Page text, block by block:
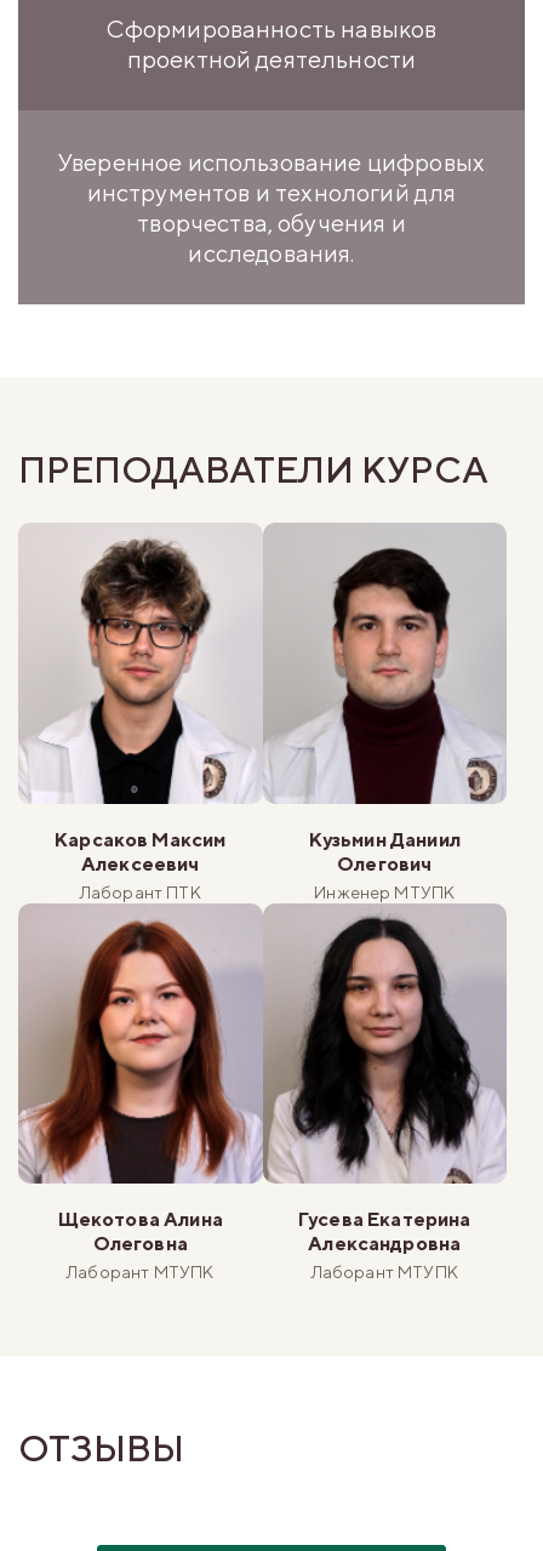
Сформированность навыков
проектной деятельности
Уверенное использование цифровых
инструментов и технологий для
творчества, обучения и
исследования.
ПРЕПОДАВАТЕЛИ КУРСА
Карсаков Максим
Алексеевич
Лаборант ПТК
Кузьмин Даниил
Олегович
Инженер МТУПК
Щекотова Алина
Олеговна
Лаборант МТУПК
Гусева Екатерина
Александровна
Лаборант МТУПК
ОТЗЫВЫ